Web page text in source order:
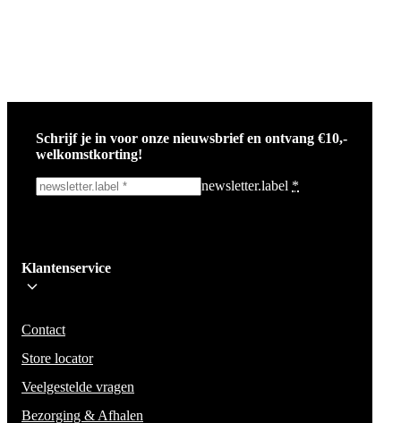
Schrijf je in voor onze nieuwsbrief en ontvang €10,-
welkomstkorting!
newsletter.label *
Wees op de hoogte voor het laatste nieuws, campagnes en acties. We
mail niet delen en geen spam verzenden.
Klantenservice
Contact
Store locator
Veelgestelde vragen
Bezorging & Afhalen